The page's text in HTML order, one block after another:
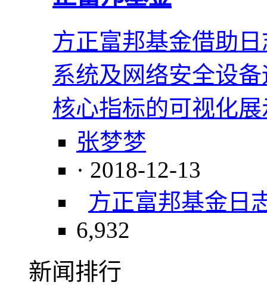
方正富邦基金借助
系统及网络安全设
核心指标的可视化
张梦梦
· 2018-12-13
方正富邦基金 日
6,932
新闻排行